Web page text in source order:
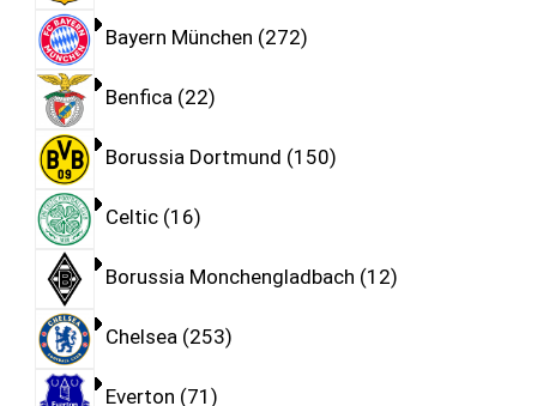
Bayern München 272
Benfica 22
Borussia Dortmund 150
Celtic 16
Borussia Monchengladbach 12
Chelsea 253
Everton 71